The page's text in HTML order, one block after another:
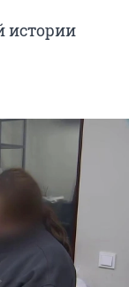
истории